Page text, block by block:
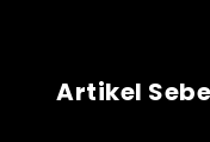
Artikel